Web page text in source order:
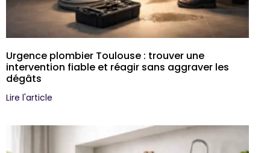
Urgence plombier Toulouse : trouver une
intervention fiable et réagir sans aggraver les
dégâts
Lire l'article